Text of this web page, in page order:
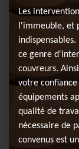
Les
l'immeuble, et
ce genre
couvreurs.
votre
équipements
qualité de
nécessaire de
convenus est